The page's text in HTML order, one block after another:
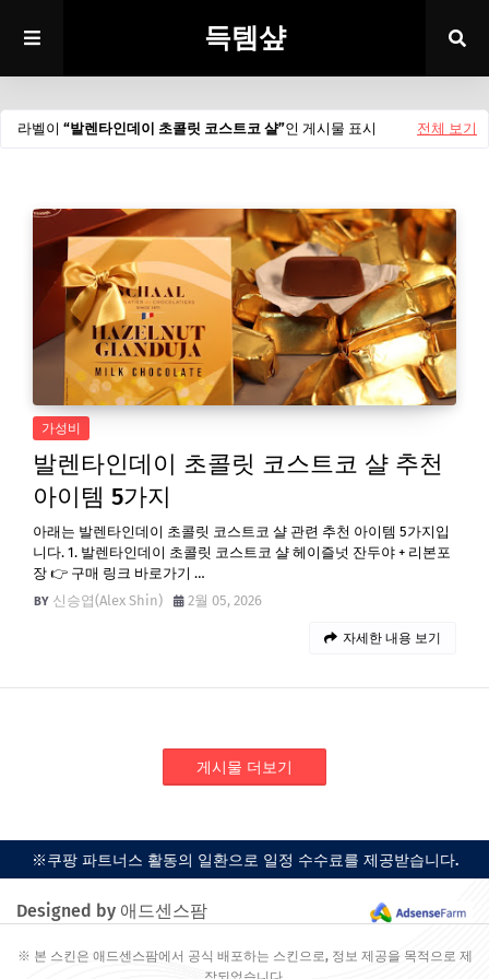
득템샾
라벨이 발렌타인데이 초콜릿 코스트코 샬 인 게시물 표시 전체 보기
가성비
발렌타인데이 초콜릿 코스트코 샬 추천
아이템 5가지
아래는 발렌타인데이 초콜릿 코스트코 샬 관련 추천 아이템 5가지입
니다. 1. 발렌타인데이 초콜릿 코스트코 샬 헤이즐넛 잔두야 + 리본포
장 👉 구매 링크 바로가기 …
신승엽(Alex Shin)
2월 05, 2026
자세한 내용 보기
게시물 더보기
※쿠팡 파트너스 활동의 일환으로 일정 수수료를 제공받습니다.
Designed by 애드센스팜
※ 본 스킨은 애드센스팜에서 공식 배포하는 스킨으로, 정보 제공을 목적으로 제